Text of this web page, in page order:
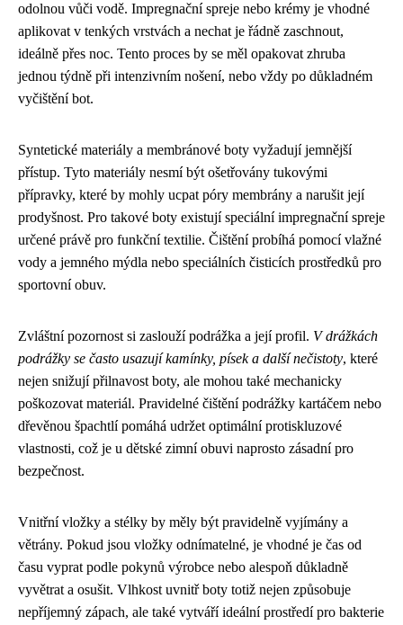
odolnou vůči vodě. Impregnační spreje nebo krémy je vhodné
aplikovat v tenkých vrstvách a nechat je řádně zaschnout,
ideálně přes noc. Tento proces by se měl opakovat zhruba
jednou týdně při intenzivním nošení, nebo vždy po důkladném
vyčištění bot.
Syntetické materiály a membránové boty vyžadují jemnější
přístup. Tyto materiály nesmí být ošetřovány tukovými
přípravky, které by mohly ucpat póry membrány a narušit její
prodyšnost. Pro takové boty existují speciální impregnační spreje
určené právě pro funkční textilie. Čištění probíhá pomocí vlažné
vody a jemného mýdla nebo speciálních čisticích prostředků pro
sportovní obuv.
Zvláštní pozornost si zaslouží podrážka a její profil. V drážkách
podrážky se často usazují kamínky, písek a další nečistoty, které
nejen snižují přilnavost boty, ale mohou také mechanicky
poškozovat materiál. Pravidelné čištění podrážky kartáčem nebo
dřevěnou špachtlí pomáhá udržet optimální protiskluzové
vlastnosti, což je u dětské zimní obuvi naprosto zásadní pro
bezpečnost.
Vnitřní vložky a stélky by měly být pravidelně vyjímány a
větrány. Pokud jsou vložky odnímatelné, je vhodné je čas od
času vyprat podle pokynů výrobce nebo alespoň důkladně
vyvětrat a osušit. Vlhkost uvnitř boty totiž nejen způsobuje
nepříjemný zápach, ale také vytváří ideální prostředí pro bakterie